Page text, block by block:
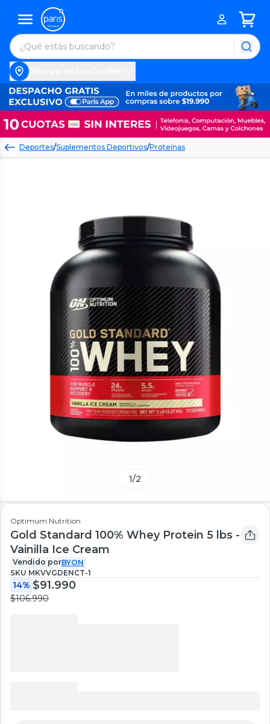
Deportes/Suplementos Deportivos/Proteínas
1/2
Optimum Nutrition
Gold Standard 100% Whey Protein 5 lbs -
Vainilla Ice Cream
Vendido porBYON
SKU MKVVGDENCT-1
14% $91.990
$106.990